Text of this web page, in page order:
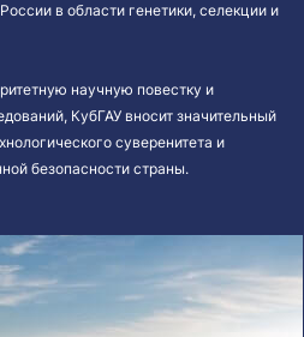
в области генетики, селекции и
научную повестку и
КубГАУ вносит значительный
суверенитета и
безопасности страны.